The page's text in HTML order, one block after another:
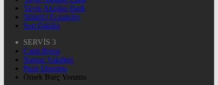
Yayın Akışları Dark
Nöbetçi Eczaneler
Son Dakika
SERVİS 3
Canlı Borsa
Namaz Vakitleri
Puan Durumu
Örnek Burç Yorumu